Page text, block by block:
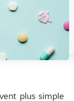
plus simple